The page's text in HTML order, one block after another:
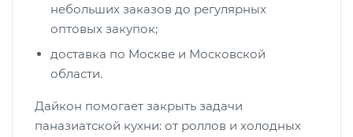
небольших заказов до регулярных
оптовых закупок;
доставка по Москве и Московской
области.
Дайкон помогает закрыть задачи
паназиатской кухни: от роллов и холодных